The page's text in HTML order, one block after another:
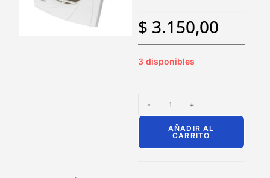
$ 3.150,00
3 disponibles
- +
AÑADIR AL
CARRITO